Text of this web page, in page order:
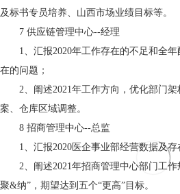
及标书专员培养、山西市场业绩目标等。
7 供应链管理中心--经理
1、汇报2020年工作存在的不足和全
在的问题；
2、阐述2021年工作方向，优化部门
案、仓库区域调整。
8 招商管理中心--总监
1、汇报2020医企事业部经营数据及存
2、阐述2021年招商管理中心部门工作
聚&纳”，期望达到五个“更高”目标。